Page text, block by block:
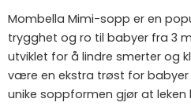
Mombella Mimi-sopp er en
trygghet og ro til babyer fra 3
utviklet for å lindre smerter og
være en ekstra trøst for babyer
unike soppformen gjør at